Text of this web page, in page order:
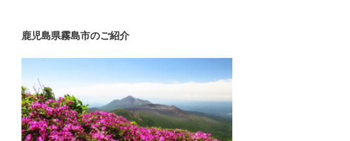
鹿児島県霧島市のご紹介